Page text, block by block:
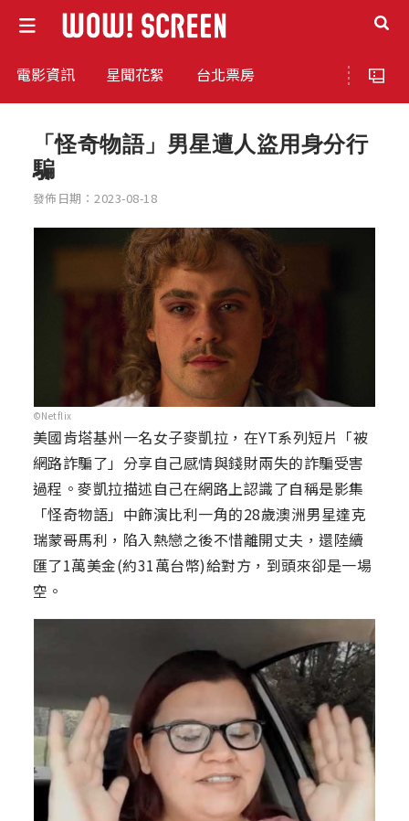
電影資訊 星聞花絮 台北票房
「怪奇物語」男星遭人盜用身分行
騙
發佈日期：2023-08-18
©Netflix
美國肯塔基州一名女子麥凱拉，在YT系列短片「被
網路詐騙了」分享自己感情與錢財兩失的詐騙受害
過程。麥凱拉描述自己在網路上認識了自稱是影集
「怪奇物語」中飾演比利一角的28歲澳洲男星達克
瑞蒙哥馬利，陷入熱戀之後不惜離開丈夫，還陸續
匯了1萬美金(約31萬台幣)給對方，到頭來卻是一場
空。